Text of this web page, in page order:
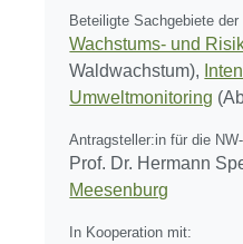
Beteiligte Sachgebiete der
Wachstums- und
Waldwachstum),
Umweltmonitoring
Antragsteller:in für die
Prof. Dr. Hermann
Meesenburg
In Kooperation mit: